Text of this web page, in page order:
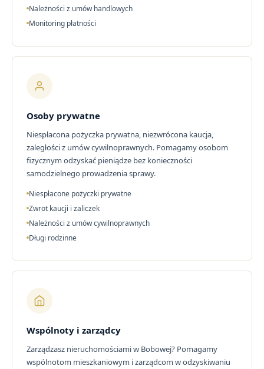
Należności z umów handlowych
Monitoring płatności
Osoby prywatne
Niespłacona pożyczka prywatna, niezwrócona kaucja,
zaległości z umów cywilnoprawnych. Pomagamy osobom
fizycznym odzyskać pieniądze bez konieczności
samodzielnego prowadzenia sprawy.
Niespłacone pożyczki prywatne
Zwrot kaucji i zaliczek
Należności z umów cywilnoprawnych
Długi rodzinne
Wspólnoty i zarządcy
Zarządzasz nieruchomościami w Bobowej? Pomagamy
wspólnotom mieszkaniowym i zarządcom w odzyskiwaniu